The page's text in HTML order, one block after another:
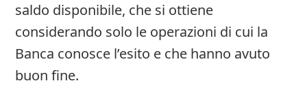
saldo disponibile, che si ottiene
considerando solo le operazioni di cui la
Banca conosce l’esito e che hanno avuto
buon fine.